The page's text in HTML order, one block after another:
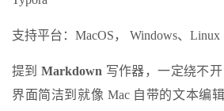
支持平台：MacOS， Windows、Linux
提到Markdown 写作器，一定绕不
界面简洁到就像 Mac 自带的文本编